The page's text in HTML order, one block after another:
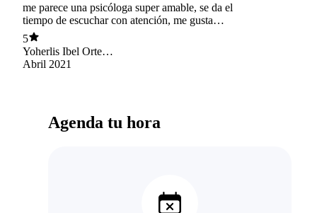
me parece una psicóloga super amable, se da el
tiempo de escuchar con atención, me gusta
mucho que lleve un registro de lo que se habla
en la sesión y hacer actividades que ayuden en
el proceso. La recomiendo mucho.
5
Yoherlis Ibel Ortega
Malpa
Abril 2021
Agenda tu hora